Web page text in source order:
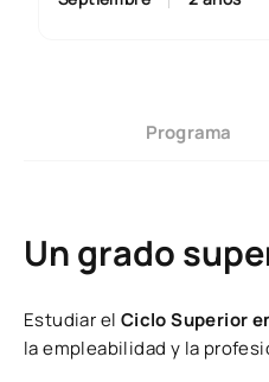
Programa
Un grado
Estudiar el Ciclo Superior
la empleabilidad y la